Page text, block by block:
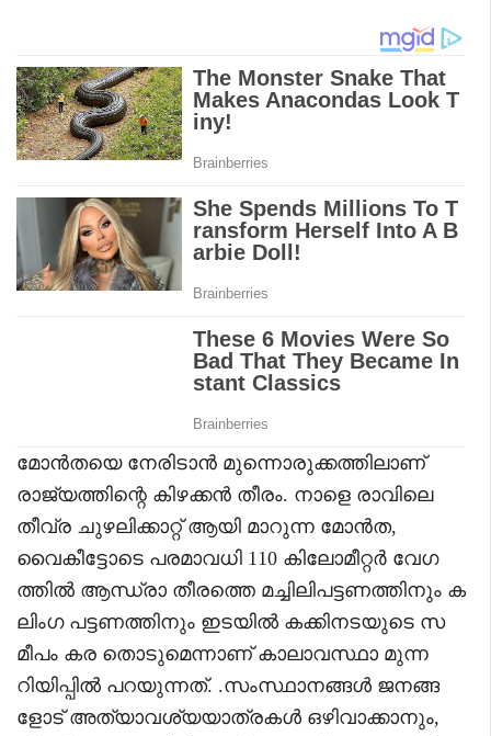
മോൻതയെ നേരിടാൻ മുന്നൊരുക്കത്തിലാണ്
രാജ്യത്തിന്റെ കിഴക്കൻ തീരം. നാളെ രാവിലെ
തീവ്ര ചുഴലിക്കാറ്റ് ആയി മാറുന്ന മോൻത,
വൈകീട്ടോടെ പരമാവധി 110 കിലോമീറ്റർ വേഗ
ത്തിൽ ആന്ധ്രാ തീരത്തെ മച്ചിലിപട്ടണത്തിനും ക
ലിംഗ പട്ടണത്തിനും ഇടയിൽ കക്കിനടയുടെ സ
മീപം കര തൊടുമെന്നാണ് കാലാവസ്ഥാ മുന്ന
റിയിപ്പിൽ പറയുന്നത്. .സംസ്ഥാനങ്ങൾ ജനങ്ങ
ളോട് അത്യാവശ്യയാത്രകൾ ഒഴിവാക്കാനും,